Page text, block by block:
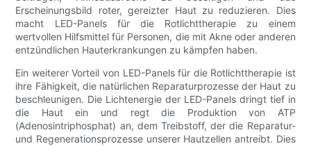
Erscheinungsbild roter, gereizter Haut zu reduzieren. Dies
macht LED-Panels für die Rotlichttherapie zu einem
wertvollen Hilfsmittel für Personen, die mit Akne oder anderen
entzündlichen Hauterkrankungen zu kämpfen haben.
Ein weiterer Vorteil von LED-Panels für die Rotlichttherapie ist
ihre Fähigkeit, die natürlichen Reparaturprozesse der Haut zu
beschleunigen. Die Lichtenergie der LED-Panels dringt tief in
die Haut ein und regt die Produktion von ATP
(Adenosintriphosphat) an, dem Treibstoff, der die Reparatur-
und Regenerationsprozesse unserer Hautzellen antreibt. Dies